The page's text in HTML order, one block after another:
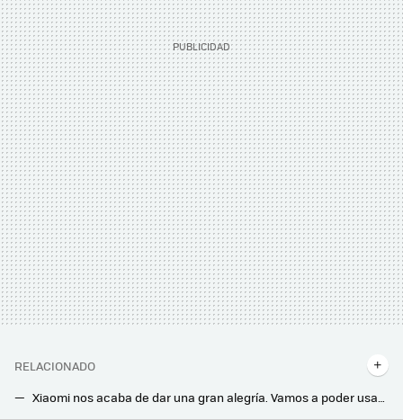
RELACIONADO
Xiaomi nos acaba de dar una gran alegría. Vamos a poder usar sus productos de China en España gracias a Home Assistant